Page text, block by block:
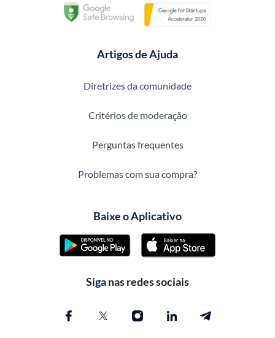
Artigos de Ajuda
Diretrizes da comunidade
Critérios de moderação
Perguntas frequentes
Problemas com sua compra?
Baixe o Aplicativo
Siga nas redes sociais